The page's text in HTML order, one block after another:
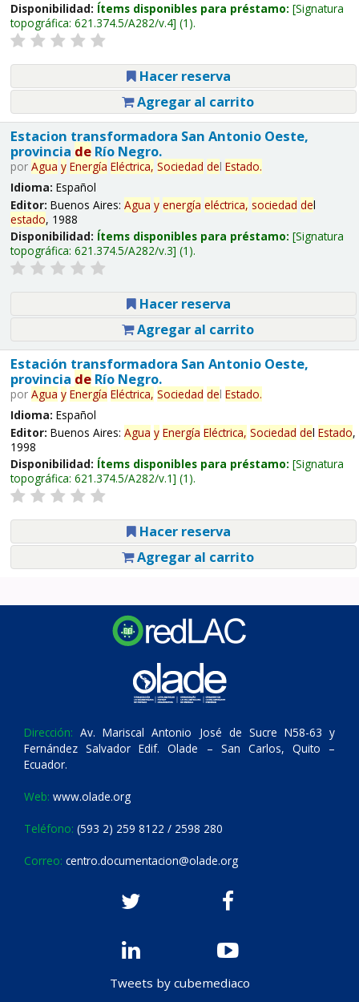
Disponibilidad: Ítems disponibles para préstamo: Signatura
topográfica: 621.374.5/A282/v.4 (1).
Hacer reserva
Agregar al carrito
Estacion transformadora San Antonio Oeste,
provincia deRío Negro.
por Agua y Energía Eléctrica, Sociedad del Estado.
Idioma: Español
Editor: Buenos Aires: Agua y energía eléctrica, sociedad del
estado, 1988
Disponibilidad: Ítems disponibles para préstamo: Signatura
topográfica: 621.374.5/A282/v.3 (1).
Hacer reserva
Agregar al carrito
Estación transformadora San Antonio Oeste,
provincia deRío Negro.
por Agua y Energía Eléctrica, Sociedad del Estado.
Idioma: Español
Editor: Buenos Aires: Agua y Energía Eléctrica, Sociedad del Estado,
1998
Disponibilidad: Ítems disponibles para préstamo: Signatura
topográfica: 621.374.5/A282/v.1 (1).
Hacer reserva
Agregar al carrito
Dirección: Av. Mariscal Antonio José de Sucre N58-63 y
Fernández Salvador Edif. Olade – San Carlos, Quito –
Ecuador.
Web: www.olade.org
Teléfono: (593 2) 259 8122 / 2598 280
Correo: centro.documentacion@olade.org
Tweets by cubemediaco